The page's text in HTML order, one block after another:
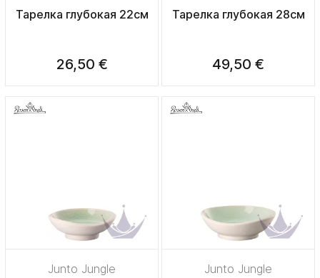
Тарелка глубокая 22см
26,50 €
Тарелка глубокая 28см
49,50 €
Junto Jungle Junto Jungle